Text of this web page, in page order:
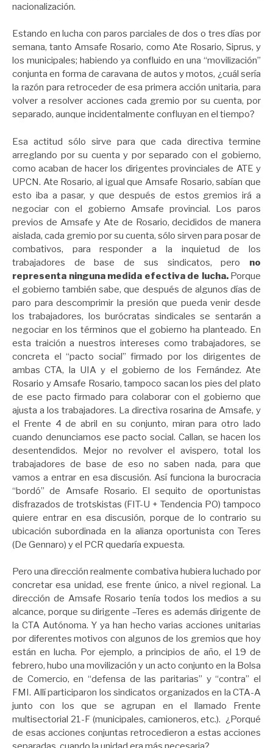
nacionalización.
Estando en lucha con paros parciales de dos o tres días por
semana, tanto Amsafe Rosario, como Ate Rosario, Siprus, y
los municipales; habiendo ya confluido en una “movilización”
conjunta en forma de caravana de autos y motos, ¿cuál sería
la razón para retroceder de esa primera acción unitaria, para
volver a resolver acciones cada gremio por su cuenta, por
separado, aunque incidentalmente confluyan en el tiempo?
Esa actitud sólo sirve para que cada directiva termine
arreglando por su cuenta y por separado con el gobierno,
como acaban de hacer los dirigentes provinciales de ATE y
UPCN. Ate Rosario, al igual que Amsafe Rosario, sabían que
esto iba a pasar, y que después de estos gremios irá a
negociar con el gobierno Amsafe provincial. Los paros
previos de Amsafe y Ate de Rosario, decididos de manera
aislada, cada gremio por su cuenta, sólo sirven para posar de
combativos, para responder a la inquietud de los
trabajadores de base de sus sindicatos, pero no
representa ninguna medida efectiva de lucha.Porque
el gobierno también sabe, que después de algunos días de
paro para descomprimir la presión que pueda venir desde
los trabajadores, los burócratas sindicales se sentarán a
negociar en los términos que el gobierno ha planteado. En
esta traición a nuestros intereses como trabajadores, se
concreta el “pacto social” firmado por los dirigentes de
ambas CTA, la UIA y el gobierno de los Fernández. Ate
Rosario y Amsafe Rosario, tampoco sacan los pies del plato
de ese pacto firmado para colaborar con el gobierno que
ajusta a los trabajadores. La directiva rosarina de Amsafe, y
el Frente 4 de abril en su conjunto, miran para otro lado
cuando denunciamos ese pacto social. Callan, se hacen los
desentendidos. Mejor no revolver el avispero, total los
trabajadores de base de eso no saben nada, para que
vamos a entrar en esa discusión. Así funciona la burocracia
“bordó” de Amsafe Rosario. El sequito de oportunistas
disfrazados de trotskistas (FIT-U + Tendencia PO) tampoco
quiere entrar en esa discusión, porque de lo contrario su
ubicación subordinada en la alianza oportunista con Teres
(De Gennaro) y el PCR quedaría expuesta.
Pero una dirección realmente combativa hubiera luchado por
concretar esa unidad, ese frente único, a nivel regional. La
dirección de Amsafe Rosario tenía todos los medios a su
alcance, porque su dirigente –Teres es además dirigente de
la CTA Autónoma. Y ya han hecho varias acciones unitarias
por diferentes motivos con algunos de los gremios que hoy
están en lucha. Por ejemplo, a principios de año, el 19 de
febrero, hubo una movilización y un acto conjunto en la Bolsa
de Comercio, en “defensa de las paritarias” y “contra” el
FMI. Allí participaron los sindicatos organizados en la CTA-A
junto con los que se agrupan en el llamado Frente
multisectorial 21-F (municipales, camioneros, etc.). ¿Porqué
de esas acciones conjuntas retrocedieron a estas acciones